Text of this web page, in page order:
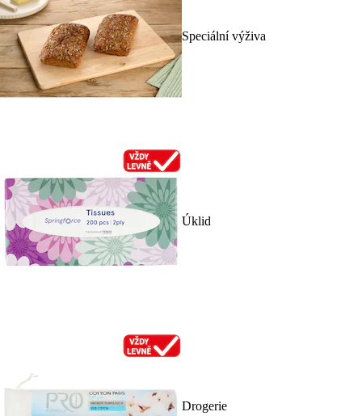
Speciální výživa
Úklid
Drogerie